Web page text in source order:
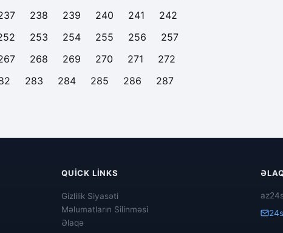
238 239 240 241
242
253 254 255 256
257
268 269 270 271
272
283 284 285 286
287
QUICK LINKS
Gizlilik Siyasəti
Məlumatların Silinməsi
Əlaqə